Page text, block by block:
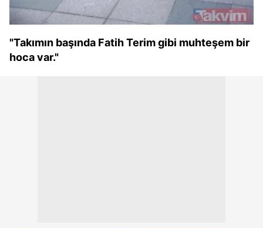
"Takımın başında Fatih Terim gibi muhteşem bir
hoca var."